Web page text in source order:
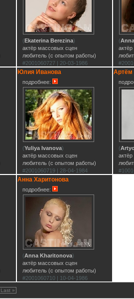
(Ekaterina Berezina)
актёр массовых сцен
любитель (с опытом работы)
#2001060727 | 20-03-1986
(
Юлия Иванова
подробнее:
(Yuliya Ivanova)
актёр массовых сцен
любитель (с опытом работы)
#2001060719 | 28-04-1984
Артём
(
Анна Харитонова
подробнее:
(Anna Kharitonova)
актёр массовых сцен
любитель (с опытом работы)
#2001060710 | 10-04-1986
Last »